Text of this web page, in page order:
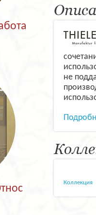
не
Коллекция